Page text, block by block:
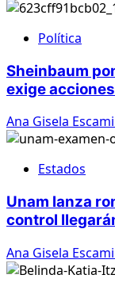
Política
Sheinbaum
exige
Ana Gisela
Estados
Unam lanza
control
Ana Gisela